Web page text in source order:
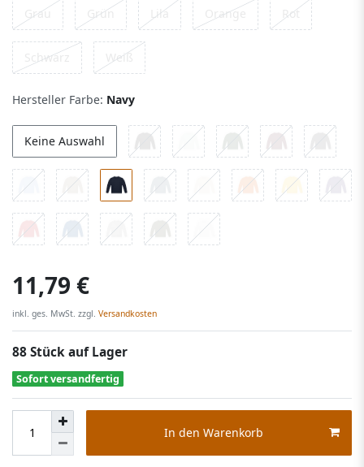
Grau Grün Lila Orange Rot
Schwarz Weiß
Hersteller Farbe: Navy
Keine Auswahl
11,79 €
inkl. ges. MwSt. zzgl. Versandkosten
88 Stück auf Lager
Sofort versandfertig
In den Warenkorb